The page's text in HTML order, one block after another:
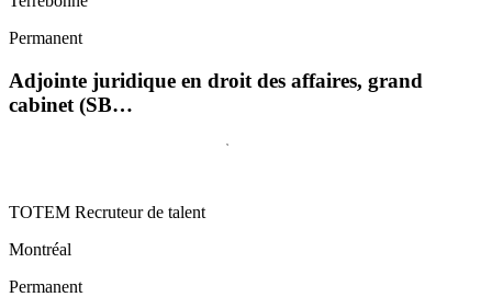
Permanent
Adjointe juridique en droit des affaires, grand
cabinet (SB…
TOTEM Recruteur de talent
Montréal
Permanent